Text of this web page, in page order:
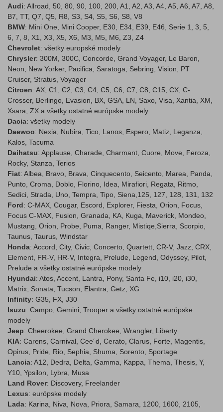
Audi: Allroad, 50, 80, 90, 100, 200, A1, A2, A3, A4, A5, A6, A7, A8,
B7, TT, Q7, Q5, R8, S3, S4, S5, S6, S8, V8
BMW: Mini One, Mini Cooper, E30, E34, E39, E46, Serie 1, 3, 5,
6, 7, 8, X1, X3, X5, X6, M3, M5, M6, Z3, Z4
Chevrolet: všetky europské modely
Chrysler: 300M, 300C, Concorde, Grand Voyager, Le Baron,
Neon, New Yorker, Pacifica, Saratoga, Sebring, Vision, PT
Cruiser, Stratus, Voyager
Citroen: AX, C1, C2, C3, C4, C5, C6, C7, C8, C15, CX, C-
Crosser, Berlingo, Evasion, BX, GSA, LN, Saxo, Visa, Xantia, XM,
Xsara, ZX a všetky ostatné európske modely
Dacia: všetky modely
Daewoo: Nexia, Nubira, Tico, Lanos, Espero, Matiz, Leganza,
Kalos, Tacuma
Daihatsu: Applause, Charade, Charmant, Cuore, Move, Feroza,
Rocky, Stanza, Terios
Fiat: Albea, Bravo, Brava, Cinquecento, Seicento, Marea, Panda,
Punto, Croma, Doblo, Florino, Idea, Mirafiori, Regata, Ritmo,
Sedici, Strada, Uno, Tempra, Tipo, Siena,125, 127, 128, 131, 132
Ford: C-MAX, Cougar, Escord, Explorer, Fiesta, Orion, Focus,
Focus C-MAX, Fusion, Granada, KA, Kuga, Maverick, Mondeo,
Mustang, Orion, Probe, Puma, Ranger, Mistiqe,Sierra, Scorpio,
Taunus, Taurus, Windstar
Honda: Accord, City, Civic, Concerto, Quartett, CR-V, Jazz, CRX,
Element, FR-V, HR-V, Integra, Prelude, Legend, Odyssey, Pilot,
Prelude a všetky ostatné európske modely
Hyundai: Atos, Accent, Lantra, Pony, Santa Fe, i10, i20, i30,
Matrix, Sonata, Tucson, Elantra, Getz, XG
Infinity: G35, FX, J30
Isuzu: Campo, Gemini, Trooper a všetky ostatné európske
modely
Jeep: Cheerokee, Grand Cherokee, Wrangler, Liberty
KIA: Carens, Carnival, Cee´d, Cerato, Clarus, Forte, Magentis,
Opirus, Pride, Rio, Sephia, Shuma, Sorento, Sportage
Lancia: A12, Dedra, Delta, Gamma, Kappa, Thema, Thesis, Y,
Y10, Ypsilon, Lybra, Musa
Land Rover: Discovery, Freelander
Lexus: európske modely
Lada: Karina, Niva, Nova, Priora, Samara, 1200, 1600, 2105,